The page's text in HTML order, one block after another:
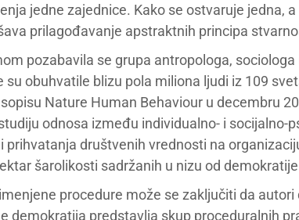
jedne zajednice. Kako se ostvaruje jedna,
prilagođavanje apstraktnih principa
pozabavila se grupa antropologa,
su obuhvatile blizu pola miliona ljudi iz 109
Nature Human Behaviour u decembru
odnosa između individualno- i socijalno-
prihvatanja društvenih vrednosti na
šarolikosti sadržanih u nizu od
procedure može se zaključiti da
demokratija predstavlja skup proceduralnih